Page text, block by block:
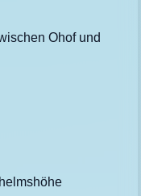
Ohof und